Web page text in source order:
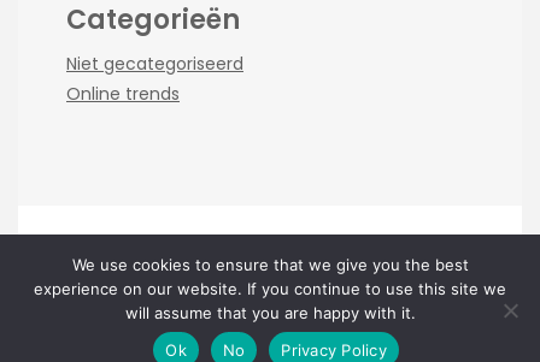
Categorieën
Niet gecategoriseerd
Online trends
Copyright online-index.nl 2026 | Theme by
ThemeinProgress|Proudly powered by WordPress
We use cookies to ensure that we give you the best
experience on our website. If you continue to use this site we
will assume that you are happy with it.
Ok
No Privacy Policy